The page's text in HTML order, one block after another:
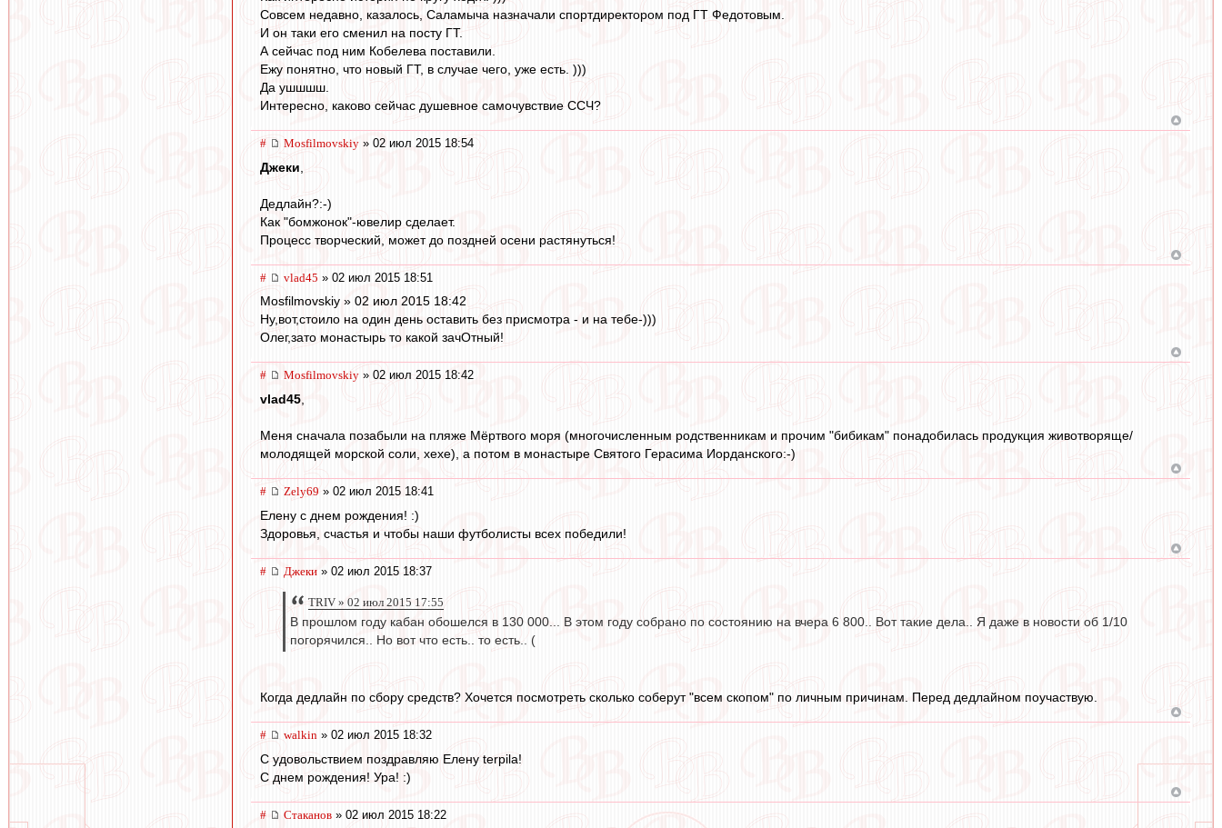
Совсем недавно, казалось, Саламыча назначали спортдиректором под ГТ Федотовым.
И он таки его сменил на посту ГТ.
А сейчас под ним Кобелева поставили.
Ежу понятно, что новый ГТ, в случае чего, уже есть. )))
Да ушшшш.
Интересно, каково сейчас душевное самочувствие ССЧ?
# Mosfilmovskiy » 02 июл 2015 18:54
Джеки
Дедлайн?:-)
Как "бомжонок"-ювелир сделает.
Процесс творческий, может до поздней осени растянуться!
# vlad45 » 02 июл 2015 18:51
Mosfilmovskiy » 02 июл 2015 18:42
Ну,вот,стоило на один день оставить без присмотра - и на тебе-)))
Олег,зато монастырь то какой зачОтный!
# Mosfilmovskiy » 02 июл 2015 18:42
vlad45
Меня сначала позабыли на пляже Мёртвого моря (многочисленным родственникам и прочим "бибикам" понадобилась продукция животворяще/
молодящей морской соли, хехе), а потом в монастыре Святого Герасима Иорданского:-)
# Zely69 » 02 июл 2015 18:41
Елену с днем рождения! :)
Здоровья, счастья и чтобы наши футболисты всех победили!
# Джеки » 02 июл 2015 18:37
TRIV » 02 июл 2015 17:55
В прошлом году кабан обошелся в 130 000... В этом году собрано по состоянию на вчера 6 800.. Вот такие дела.. Я даже в новости об 1/10
погорячился.. Но вот что есть.. то есть.. (
Когда дедлайн по сбору средств? Хочется посмотреть сколько соберут "всем скопом" по личным причинам. Перед дедлайном поучаствую.
# walkin » 02 июл 2015 18:32
С удовольствием поздравляю Елену terpila!
С днем рождения! Ура! :)
# Cтаканов » 02 июл 2015 18:22